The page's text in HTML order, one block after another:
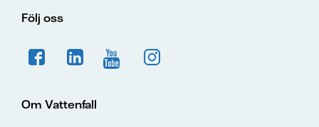
Följ oss
Om Vattenfall